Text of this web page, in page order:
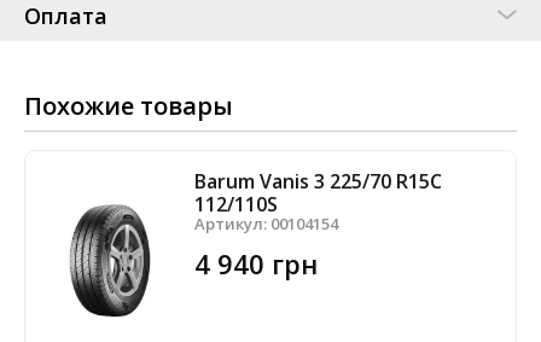
Оплата
Похожие товары
Barum Vanis 3 225/70 R15C
112/110S
Артикул: 00104154
4 940 грн